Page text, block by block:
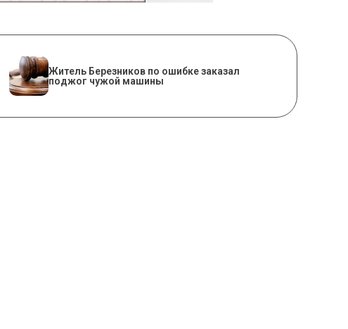
Житель Березников по ошибке заказал
поджог чужой машины